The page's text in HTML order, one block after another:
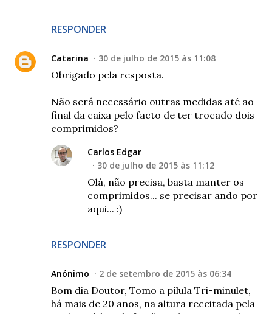
RESPONDER
Catarina 30 de julho de 2015 às 11:08
Obrigado pela resposta.
Não será necessário outras medidas até ao
final da caixa pelo facto de ter trocado dois
comprimidos?
RESPONDER
Carlos Edgar
30 de julho de 2015 às 11:12
Olá, não precisa, basta manter os
comprimidos... se precisar ando por
aqui... :)
Anónimo 2 de setembro de 2015 às 06:34
Bom dia Doutor, Tomo a pílula Tri-minulet,
há mais de 20 anos, na altura receitada pela